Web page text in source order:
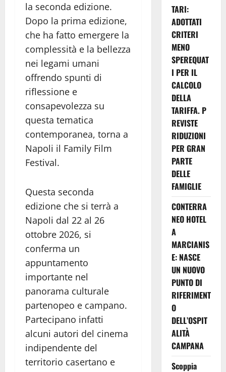
la seconda edizione.
Dopo la prima edizione,
che ha fatto emergere la
complessità e la bellezza
nei legami umani
offrendo spunti di
riflessione e
consapevolezza su
questa tematica
contemporanea, torna a
Napoli il Family Film
Festival.
Questa seconda
edizione che si terrà a
Napoli dal 22 al 26
ottobre 2026, si
conferma un
appuntamento
importante nel
panorama culturale
partenopeo e campano.
Partecipano infatti
alcuni autori del cinema
indipendente del
territorio casertano e
TARI:
ADOTTATI
CRITERI
MENO
SPEREQUAT
I PER IL
CALCOLO
DELLA
TARIFFA. P
REVISTE
RIDUZIONI
PER GRAN
PARTE
DELLE
FAMIGLIE
CONTERRA
NEO HOTEL
A
MARCIANIS
E: NASCE
UN NUOVO
PUNTO DI
RIFERIMENT
O
DELL’OSPIT
ALITÀ
CAMPANA
Scoppia